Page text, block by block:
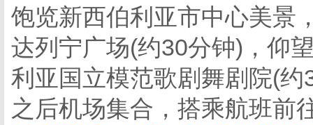
饱览新西伯利亚市中心美景
达列宁广场(约30分钟)，仰
利亚国立模范歌剧舞剧院(约
之后机场集合，搭乘航班前